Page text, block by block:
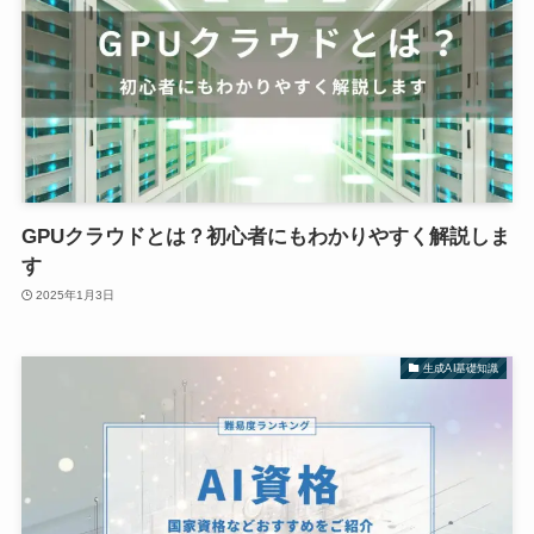
GPUクラウドとは？初心者にもわかりやすく解説しま
す
2025年1月3日
生成AI基礎知識